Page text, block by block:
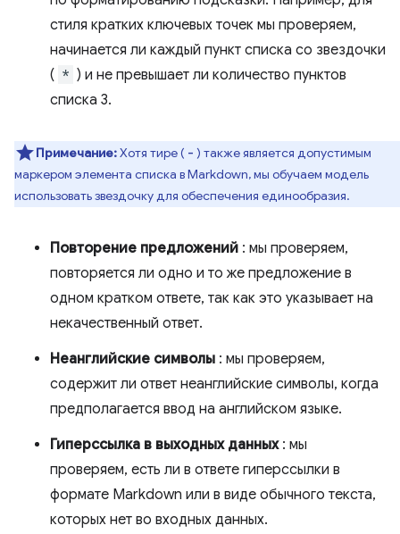
стиля кратких ключевых точек мы проверяем,
начинается ли каждый пункт списка со звездочки
( * ) и не превышает ли количество пунктов
списка 3.
Примечание:Хотя тире ( - ) также является допустимым
маркером элемента списка в Markdown, мы обучаем модель
использовать звездочку для обеспечения единообразия.
Повторение предложений : мы проверяем,
повторяется ли одно и то же предложение в
одном кратком ответе, так как это указывает на
некачественный ответ.
Неанглийские символы : мы проверяем,
содержит ли ответ неанглийские символы, когда
предполагается ввод на английском языке.
Гиперссылка в выходных данных: мы
проверяем, есть ли в ответе гиперссылки в
формате Markdown или в виде обычного текста,
которых нет во входных данных.